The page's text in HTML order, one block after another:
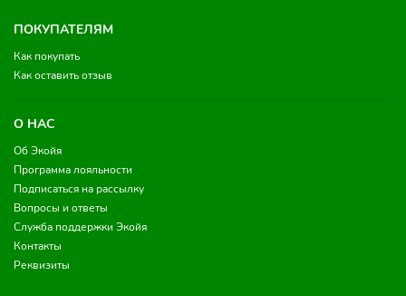
ПОКУПАТЕЛЯМ
Как покупать
Как оставить отзыв
О НАС
Об Экойя
Программа лояльности
Подписаться на рассылку
Вопросы и ответы
Служба поддержки Экойя
Контакты
Реквизиты